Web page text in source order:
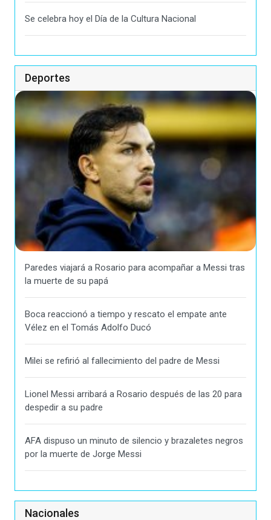
Se celebra hoy el Día de la Cultura Nacional
Deportes
Paredes viajará a Rosario para acompañar a Messi tras
la muerte de su papá
Boca reaccionó a tiempo y rescato el empate ante
Vélez en el Tomás Adolfo Ducó
Milei se refirió al fallecimiento del padre de Messi
Lionel Messi arribará a Rosario después de las 20 para
despedir a su padre
AFA dispuso un minuto de silencio y brazaletes negros
por la muerte de Jorge Messi
Nacionales